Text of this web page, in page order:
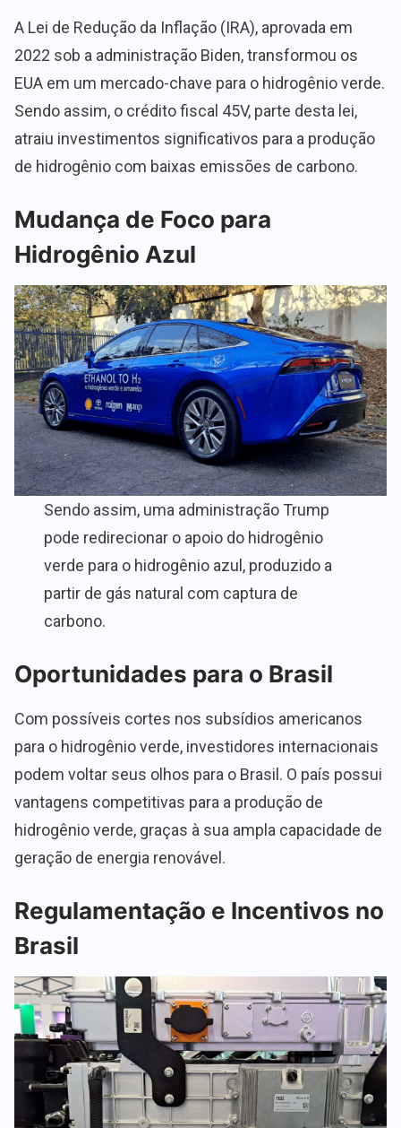
A Lei de Redução da Inflação (IRA), aprovada em
2022 sob a administração Biden, transformou os
EUA em um mercado-chave para o hidrogênio verde.
Sendo assim, o crédito fiscal 45V, parte desta lei,
atraiu investimentos significativos para a produção
de hidrogênio com baixas emissões de carbono.
Mudança de Foco para
Hidrogênio Azul
Sendo assim, uma administração Trump
pode redirecionar o apoio do hidrogênio
verde para o hidrogênio azul, produzido a
partir de gás natural com captura de
carbono.
Oportunidades para o Brasil
Com possíveis cortes nos subsídios americanos
para o hidrogênio verde, investidores internacionais
podem voltar seus olhos para o Brasil. O país possui
vantagens competitivas para a produção de
hidrogênio verde, graças à sua ampla capacidade de
geração de energia renovável.
Regulamentação e Incentivos no
Brasil